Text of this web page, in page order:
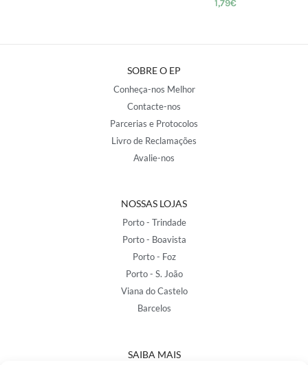
1,79€
SOBRE O EP
Conheça-nos Melhor
Contacte-nos
Parcerias e Protocolos
Livro de Reclamações
Avalie-nos
NOSSAS LOJAS
Porto - Trindade
Porto - Boavista
Porto - Foz
Porto - S. João
Viana do Castelo
Barcelos
SAIBA MAIS